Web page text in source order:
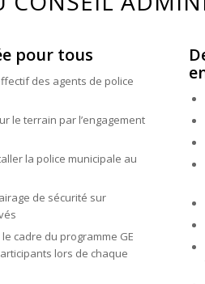
pour tous
des agents de police
le terrain par l’engagement
la police municipale au
de sécurité sur
cadre du programme GE
lors de chaque